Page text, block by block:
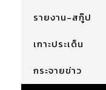
รายงาน-สกู๊ป
เกาะประเด็น
กระจายข่าว